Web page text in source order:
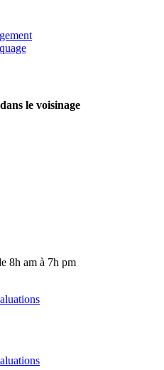
le voisinage
8h am à 7h pm